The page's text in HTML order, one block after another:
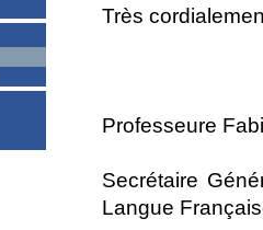
Très
Professeure
Secrétaire
Langue